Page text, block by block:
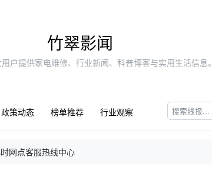
竹翠影闻
户提供家电维修、行业新闻、科普博客与实用生活信息
政策动态 榜单推荐 行业观察
网点客服热线中心